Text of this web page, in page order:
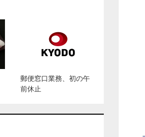
郵便窓口業務、初の午
前休止